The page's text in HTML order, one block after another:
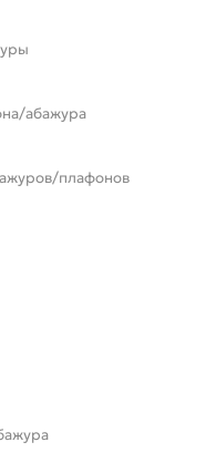
абажура
плафонов